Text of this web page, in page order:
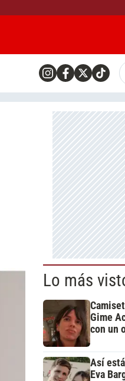
Lo más
Gime
con un
Así
Eva